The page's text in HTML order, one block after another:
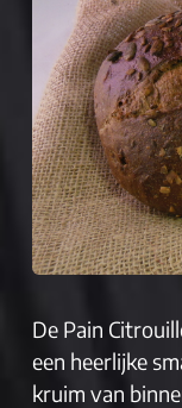
De Pain
een heerlijke
kruim van